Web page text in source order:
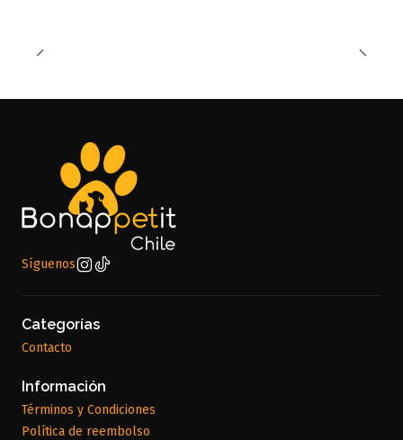
Síguenos
Categorías
Contacto
Información
Términos y Condiciones
Política de reembolso